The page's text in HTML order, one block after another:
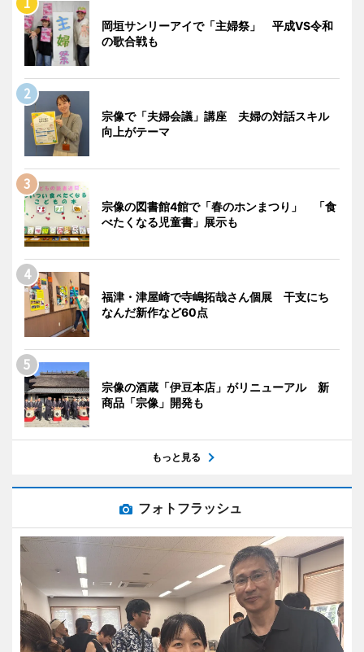
岡垣サンリーアイで「主婦祭」 平成VS令和
の歌合戦も
宗像で「夫婦会議」講座 夫婦の対話スキル
向上がテーマ
宗像の図書館4館で「春のホンまつり」 「食
べたくなる児童書」展示も
福津・津屋崎で寺嶋拓哉さん個展 干支にち
なんだ新作など60点
宗像の酒蔵「伊豆本店」がリニューアル 新
商品「宗像」開発も
もっと見る
フォトフラッシュ